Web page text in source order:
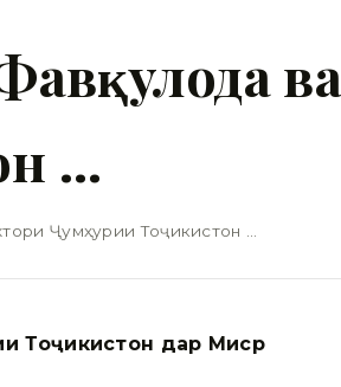
…
Ҷумҳурии Тоҷикистон …
Тоҷикистон дар Миср